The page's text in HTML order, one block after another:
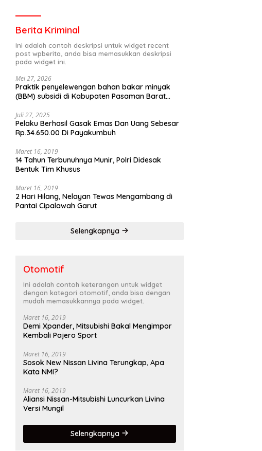
Berita Kriminal
Ini adalah contoh deskripsi untuk widget recent
post wpberita, anda bisa memasukkan deskripsi
pada widget ini.
Mei 27, 2026
Praktik penyelewengan bahan bakar minyak
(BBM) subsidi di Kabupaten Pasaman Barat
Juli 27, 2025
Pelaku Berhasil Gasak Emas Dan Uang Sebesar
Rp.34.650.00 Di Payakumbuh
Maret 16, 2019
14 Tahun Terbunuhnya Munir, Polri Didesak
Bentuk Tim Khusus
Maret 16, 2019
2 Hari Hilang, Nelayan Tewas Mengambang di
Pantai Cipalawah Garut
Selengkapnya
Otomotif
Ini adalah contoh keterangan untuk widget
dengan kategori otomotif, anda bisa dengan
mudah memasukkannya pada widget.
Maret 16, 2019
Demi Xpander, Mitsubishi Bakal Mengimpor
Kembali Pajero Sport
Maret 16, 2019
Sosok New Nissan Livina Terungkap, Apa
Kata NMI?
Maret 16, 2019
Aliansi Nissan-Mitsubishi Luncurkan Livina
Versi Mungil
Selengkapnya